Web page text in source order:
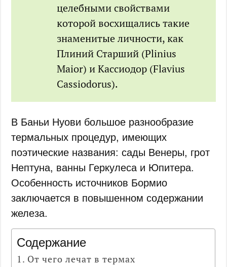
целебными свойствами
которой восхищались такие
знаменитые личности, как
Плиний Старший (Plinius
Maior) и Кассиодор (Flavius
Cassiodorus).
В Баньи Нуови большое разнообразие
термальных процедур, имеющих
поэтические названия: сады Венеры, грот
Нептуна, ванны Геркулеса и Юпитера.
Особенность источников Бормио
заключается в повышенном содержании
железа.
Содержание
От чего лечат в термах